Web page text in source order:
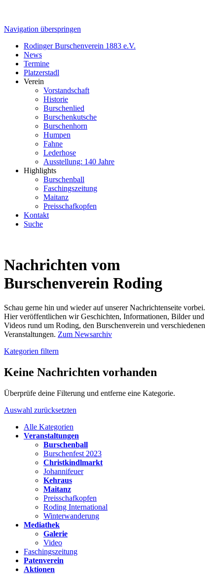
Navigation überspringen
Rodinger Burschenverein 1883 e.V.
News
Termine
Platzerstadl
Verein
Vorstandschaft
Historie
Burschenlied
Burschenkutsche
Burschenhorn
Humpen
Fahne
Lederhose
Ausstellung: 140 Jahre
Highlights
Burschenball
Faschingszeitung
Maitanz
Preisschafkopfen
Kontakt
Suche
Nachrichten vom
Burschenverein Roding
Schau gerne hin und wieder auf unserer Nachrichtenseite vorbei.
Hier veröffentlichen wir Geschichten, Informationen, Bilder und
Videos rund um Roding, den Burschenverein und verschiedenen
Veranstaltungen. Zum Newsarchiv
Kategorien filtern
Keine Nachrichten vorhanden
Überprüfe deine Filterung und entferne eine Kategorie.
Auswahl zurücksetzten
Alle Kategorien
Veranstaltungen
Burschenball
Burschenfest 2023
Christkindlmarkt
Johannifeuer
Kehraus
Maitanz
Preisschafkopfen
Roding International
Winterwanderung
Mediathek
Galerie
Video
Faschingszeitung
Patenverein
Aktionen